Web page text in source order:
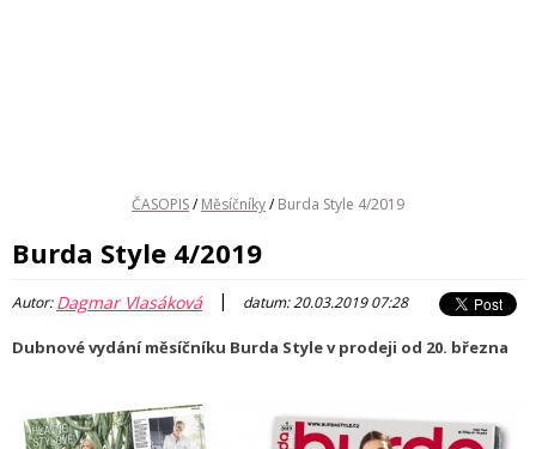
ČASOPIS/ Měsíčníky/ Burda Style 4/2019
Burda Style 4/2019
Autor:Dagmar Vlasáková | datum: 20.03.2019 07:28
Dubnové vydání měsíčníku Burda Style v prodeji od 20. března